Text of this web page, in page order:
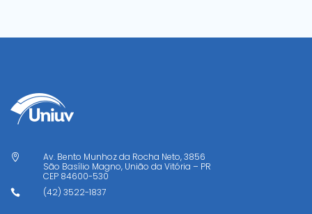

Av. Bento Munhoz da Rocha Neto, 3856
São Basílio Magno, União da Vitória – PR
CEP 84600-530
 (42) 3522-1837